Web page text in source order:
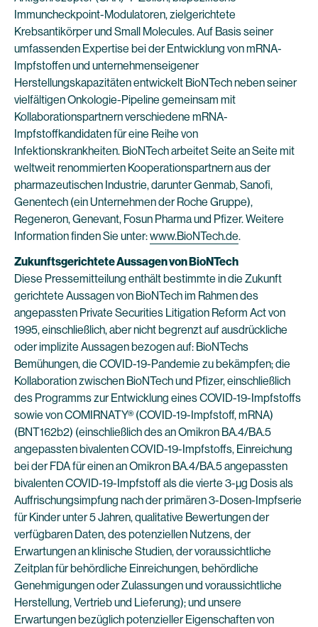
Immuncheckpoint-Modulatoren, zielgerichtete
Krebsantikörper und Small Molecules. Auf Basis seiner
umfassenden Expertise bei der Entwicklung von mRNA-
Impfstoffen und unternehmenseigener
Herstellungskapazitäten entwickelt BioNTech neben seiner
vielfältigen Onkologie-Pipeline gemeinsam mit
Kollaborationspartnern verschiedene mRNA-
Impfstoffkandidaten für eine Reihe von
Infektionskrankheiten. BioNTech arbeitet Seite an Seite mit
weltweit renommierten Kooperationspartnern aus der
pharmazeutischen Industrie, darunter Genmab, Sanofi,
Genentech (ein Unternehmen der Roche Gruppe),
Regeneron, Genevant, Fosun Pharma und Pfizer. Weitere
Information finden Sie unter:www.BioNTech.de.
Zukunftsgerichtete Aussagen von BioNTech
Diese Pressemitteilung enthält bestimmte in die Zukunft
gerichtete Aussagen von BioNTech im Rahmen des
angepassten Private Securities Litigation Reform Act von
1995, einschließlich, aber nicht begrenzt auf ausdrückliche
oder implizite Aussagen bezogen auf: BioNTechs
Bemühungen, die COVID-19-Pandemie zu bekämpfen; die
Kollaboration zwischen BioNTech und Pfizer, einschließlich
des Programms zur Entwicklung eines COVID-19-Impfstoffs
sowie von COMIRNATY® (COVID-19-Impfstoff, mRNA)
(BNT162b2) (einschließlich des an Omikron BA.4/BA.5
angepassten bivalenten COVID-19-Impfstoffs, Einreichung
bei der FDA für einen an Omikron BA.4/BA.5 angepassten
bivalenten COVID-19-Impfstoff als die vierte 3-µg Dosis als
Auffrischungsimpfung nach der primären 3-Dosen-Impfserie
für Kinder unter 5 Jahren, qualitative Bewertungen der
verfügbaren Daten, des potenziellen Nutzens, der
Erwartungen an klinische Studien, der voraussichtliche
Zeitplan für behördliche Einreichungen, behördliche
Genehmigungen oder Zulassungen und voraussichtliche
Herstellung, Vertrieb und Lieferung); und unsere
Erwartungen bezüglich potenzieller Eigenschaften von